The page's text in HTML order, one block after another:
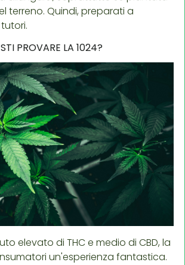
terreno. Quindi, preparati a
PROVARE LA 1024?
elevato di THC e medio di CBD, la
un'esperienza fantastica.